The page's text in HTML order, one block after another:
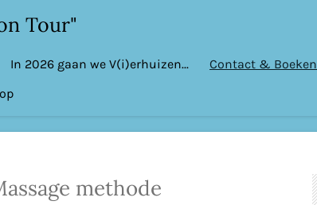
Tour"
In 2026 gaan we V(i)erhuizen...
Contact & Boeken
methode